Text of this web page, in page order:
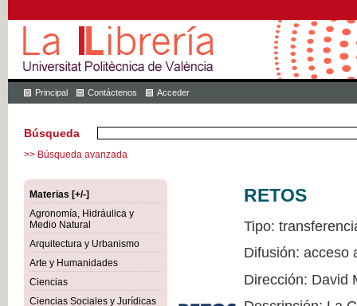
Principal Contáctenos Acceder
Búsqueda
>> Búsqueda avanzada
Materias [+/-]
Agronomía, Hidráulica y
Medio Natural
Arquitectura y Urbanismo
Arte y Humanidades
Ciencias
Ciencias Sociales y Jurídicas
RETOS
Tipo:
Difusión: acceso
Dirección: David